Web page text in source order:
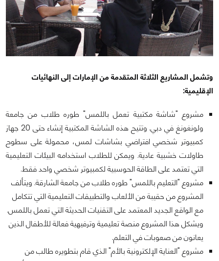
وتشمل المشاريع الثلاثة المتقدمة من الإمارات إلى النهائيات
الإقليمية:
مشروع "شاشة مكتبية تعمل باللمس" طوره طلاب من جامعة
ولونغونغ في دبي. وتتيح هذه الشاشة المكتبية إنشاء حتى 20 جهاز
كمبيوتر شخصي افتراضي بشاشات لمس، محمولة على سطوح
طاولات خشبية عادية. ويمكن للطلاب استخدامه البيئات التعليمية
التي تعتمد على الطاقة الحوسبية لكمبيوتر شخصي واحد فقط.
مشروع "التعليم باللمس" طوره طلاب من جامعة الشارقة. ويتألف
المشروع من حقيبة من الألعاب والتطبيقات التعليمية التي تتكامل
مع الواقع الجديد المعتمد على التقنيات الحديثة التي تعمل باللمس.
ويشكل هذا المشروع منصة تعليمية وترفيهية فعالة للأطفال الذين
يعانون من صعوبات في التعلم.
مشروع "العناية الإلكترونية بالأم" الذي قام بتطويره طالب من